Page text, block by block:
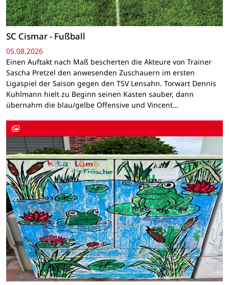
SC Cismar - Fußball
05.08.2026
Einen Auftakt nach Maß bescherten die Akteure von Trainer
Sascha Pretzel den anwesenden Zuschauern im ersten
Ligaspiel der Saison gegen den TSV Lensahn. Torwart Dennis
Kuhlmann hielt zu Beginn seinen Kasten sauber, dann
übernahm die blau/gelbe Offensive und Vincent…